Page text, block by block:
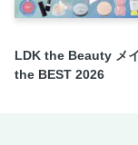
LDK the Beauty メ
the BEST 2026